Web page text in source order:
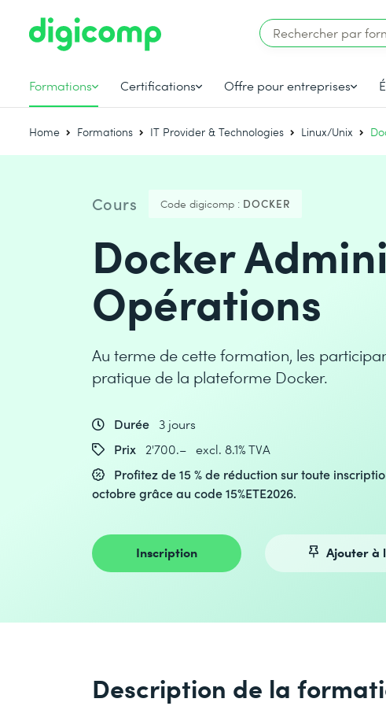
Formations Certifications Offre pour entreprises
Home Formations IT Provider & Technologies Linux/Unix
Cours Code digicomp : DOCKER
Docker
Opérations
Au terme de cette formation, les
pratique de la plateforme Docker.
Durée 3 jours
Prix
2'700.– excl. 8.1% TVA
Profitez de 15 % de réduction sur toute
octobre grâce au code 15%ETE2026.
Inscription Ajouter à
Description de la